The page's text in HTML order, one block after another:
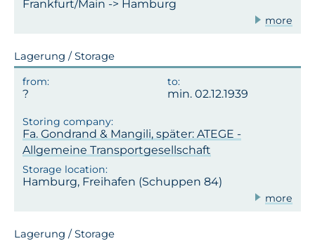
Frankfurt/Main -> Hamburg
more
Lagerung / Storage
min. 02.12.1939
Fa. Gondrand & Mangili, später: ATEGE -
Allgemeine Transportgesellschaft
Hamburg, Freihafen (Schuppen 84)
more
Lagerung / Storage